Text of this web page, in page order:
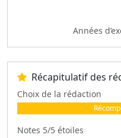
Années
Récapitulatif des
Choix de la rédaction
Notes 5/5 étoiles